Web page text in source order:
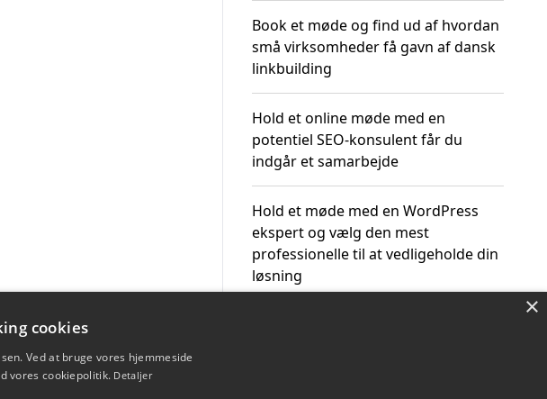
Book et møde og find ud af hvordan
små virksomheder få gavn af dansk
linkbuilding
Hold et online møde med en
potentiel SEO-konsulent får du
indgår et samarbejde
Hold et møde med en WordPress
ekspert og vælg den mest
professionelle til at vedligeholde din
løsning
×
cookies
Ved at bruge vores hjemmeside
vores cookiepolitik. Detaljer